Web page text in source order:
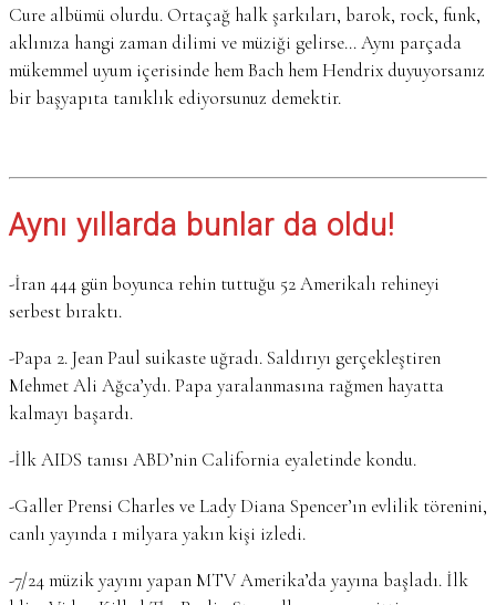
Cure albümü olurdu. Ortaçağ halk şarkıları, barok, rock, funk,
aklınıza hangi zaman dilimi ve müziği gelirse… Aynı parçada
mükemmel uyum içerisinde hem Bach hem Hendrix duyuyorsanız
bir başyapıta tanıklık ediyorsunuz demektir.
Aynı yıllarda bunlar da oldu!
-İran 444 gün boyunca rehin tuttuğu 52 Amerikalı rehineyi
serbest bıraktı.
-Papa 2. Jean Paul suikaste uğradı. Saldırıyı gerçekleştiren
Mehmet Ali Ağca’ydı. Papa yaralanmasına rağmen hayatta
kalmayı başardı.
-İlk AIDS tanısı ABD’nin California eyaletinde kondu.
-Galler Prensi Charles ve Lady Diana Spencer’ın evlilik törenini,
canlı yayında 1 milyara yakın kişi izledi.
-7/24 müzik yayını yapan MTV Amerika’da yayına başladı. İlk